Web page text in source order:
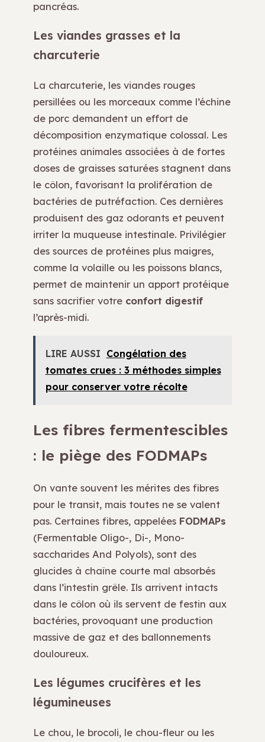
pancréas.
Les viandes grasses et la
charcuterie
La charcuterie, les viandes rouges
persillées ou les morceaux comme l’échine
de porc demandent un effort de
décomposition enzymatique colossal. Les
protéines animales associées à de fortes
doses de graisses saturées stagnent dans
le côlon, favorisant la prolifération de
bactéries de putréfaction. Ces dernières
produisent des gaz odorants et peuvent
irriter la muqueuse intestinale. Privilégier
des sources de protéines plus maigres,
comme la volaille ou les poissons blancs,
permet de maintenir un apport protéique
sans sacrifier votre confort digestif
l’après-midi.
LIRE AUSSI Congélation des
tomates crues : 3 méthodes simples
pour conserver votre récolte
Les fibres fermentescibles
: le piège des FODMAPs
On vante souvent les mérites des fibres
pour le transit, mais toutes ne se valent
pas. Certaines fibres, appelées FODMAPs
(Fermentable Oligo-, Di-, Mono-
saccharides And Polyols), sont des
glucides à chaîne courte mal absorbés
dans l’intestin grêle. Ils arrivent intacts
dans le côlon où ils servent de festin aux
bactéries, provoquant une production
massive de gaz et des ballonnements
douloureux.
Les légumes crucifères et les
légumineuses
Le chou, le brocoli, le chou-fleur ou les